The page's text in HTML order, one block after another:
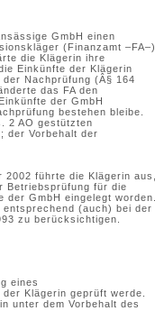
GmbH einen
(Finanzamt –FA–)
die Klägerin ihre
Einkünfte der Klägerin
Nachprüfung (Â§ 164
das FA den
der GmbH
bestehen bleibe.
2 AO gestützten
der Vorbehalt der
führte die Klägerin aus,
Betriebsprüfung für die
GmbH eingelegt worden.
(auch) bei der
zu berücksichtigen.
eines
Klägerin geprüft werde.
unter dem Vorbehalt des